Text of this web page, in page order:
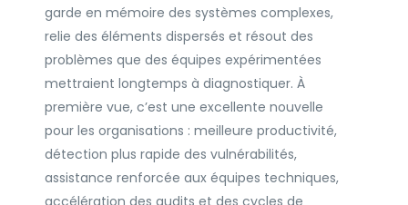
garde en mémoire des systèmes complexes,
relie des éléments dispersés et résout des
problèmes que des équipes expérimentées
mettraient longtemps à diagnostiquer. À
première vue, c’est une excellente nouvelle
pour les organisations : meilleure productivité,
détection plus rapide des vulnérabilités,
assistance renforcée aux équipes techniques,
accélération des audits et des cycles de